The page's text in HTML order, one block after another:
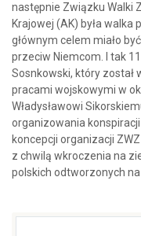
następnie Związku Walki
Krajowej (AK) była
głównym celem miało
przeciw Niemcom. I tak
Sosnkowski, który został
pracami wojskowymi w
Władysławowi
organizowania
koncepcji organizacji
z chwilą wkroczenia na
polskich odtworzonych na